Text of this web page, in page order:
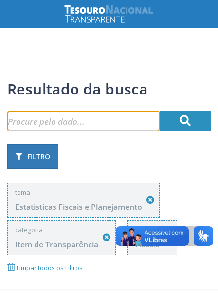
Resultado da busca
FILTRO
tema
Estatisticas Fiscais e Planejamento
categoria
Item de Transparência
tags
Fiscais
Limpar todos os Filtros